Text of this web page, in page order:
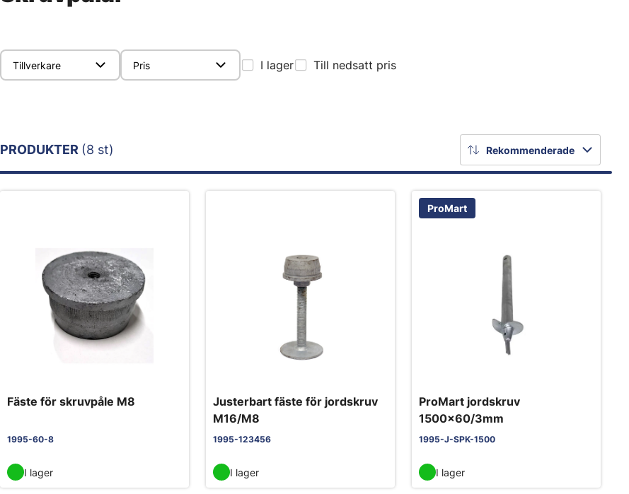
Tillverkare Pris I lager Till nedsatt pris
Rekommenderade
PRODUKTER (8 st)
Fäste för skruvpåle M8
1995-60-8
I lager
Justerbart fäste för jordskruv
M16/M8
1995-123456
I lager
ProMart
ProMart jordskruv
1500x60/3mm
1995-J-SPK-1500
I lager